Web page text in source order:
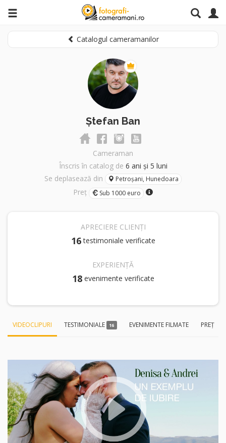
Catalogul cameramanilor
Ștefan Ban
Cameraman
Înscris în catalog de 6 ani și 5 luni
Se deplasează din
Petroșani, Hunedoara
Preț Sub 1000 euro
APRECIERE CLIENȚI
16 testimoniale verificate
EXPERIENȚĂ
18 evenimente verificate
VIDEOCLIPURI TESTIMONIALE 16 EVENIMENTE FILMATE PREȚ